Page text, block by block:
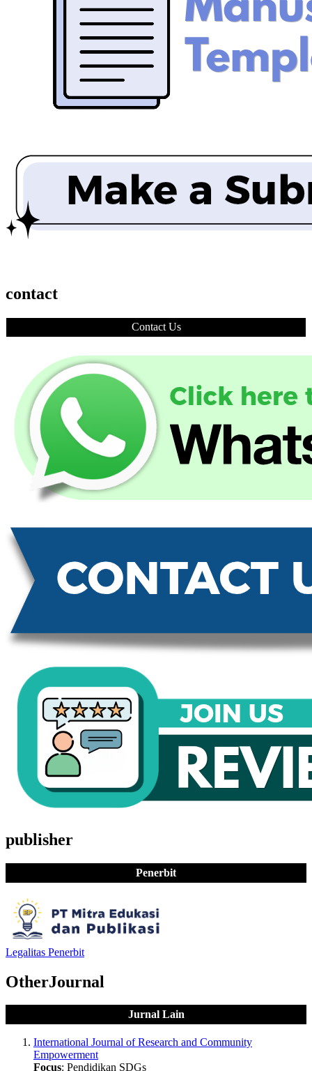
contact
Contact Us
publisher
Penerbit
Legalitas Penerbit
OtherJournal
Jurnal Lain
International Journal of Research and Community
Empowerment
Focus: Pendidikan SDGs